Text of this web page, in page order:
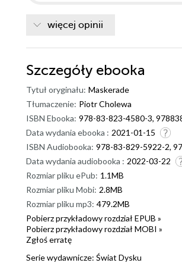
więcej opinii
Szczegóły ebooka
Tytuł oryginału: Maskerade
Tłumaczenie: Piotr Cholewa
ISBN Ebooka: 978-83-823-4580-3,
Data wydania ebooka : 2021-01-15
ISBN Audiobooka: 978-83-829-5922-2,
Data wydania audiobooka : 2022-03-22
Rozmiar pliku ePub: 1.1MB
Rozmiar pliku Mobi: 2.8MB
Rozmiar pliku mp3: 479.2MB
Pobierz przykładowy rozdział EPUB »
Pobierz przykładowy rozdział MOBI »
Zgłoś erratę
Serie wydawnicze: Świat Dysku